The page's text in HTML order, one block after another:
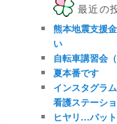
最近の
熊本地震支援
い
自転車講習会（
夏本番です
インスタグラ
看護ステーシ
ヒヤリ…バット